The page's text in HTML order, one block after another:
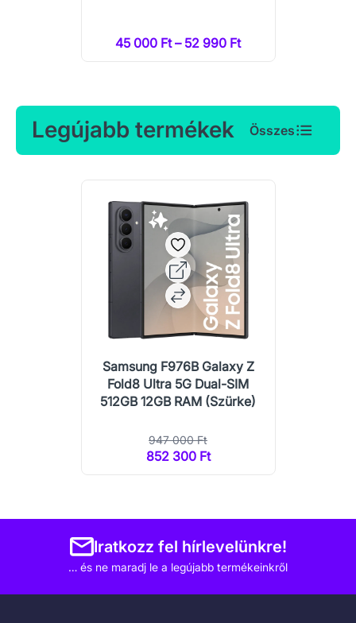
45 000 Ft – 52 990 Ft
Legújabb termékek Összes
Samsung F976B Galaxy Z
Fold8 Ultra 5G Dual-SIM
512GB 12GB RAM (Szürke)
947 000 Ft
852 300 Ft
Iratkozz fel hírlevelünkre!
… és ne maradj le a legújabb termékeinkről